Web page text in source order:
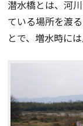
潜水橋とは、河
ている場所を渡
とで、増水時に